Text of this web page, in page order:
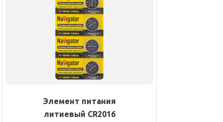
Элемент питания
литиевый CR2016